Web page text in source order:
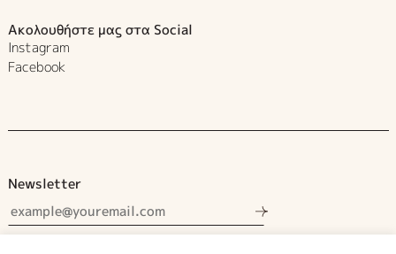
Ακολουθήστε μας στα Social
Instagram
Facebook
Newsletter